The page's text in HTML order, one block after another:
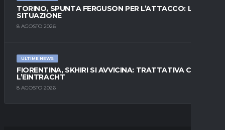
TORINO, SPUNTA FERGUSON PER L’ATTACCO: LA
SITUAZIONE
8 AGOSTO 2026
ULTIME NEWS
FIORENTINA, SKHIRI SI AVVICINA: TRATTATIVA CON
L’EINTRACHT
8 AGOSTO 2026